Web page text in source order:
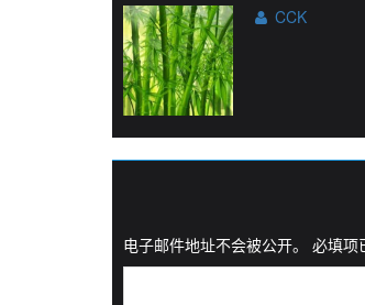
CCK
电子邮件地址不会被公开。 必填项